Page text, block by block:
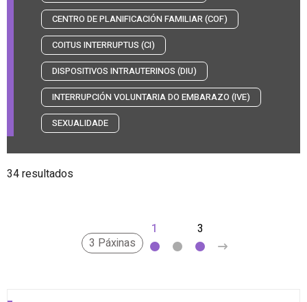
CENTRO DE PLANIFICACIÓN FAMILIAR (COF)
COITUS INTERRUPTUS (CI)
DISPOSITIVOS INTRAUTERINOS (DIU)
INTERRUPCIÓN VOLUNTARIA DO EMBARAZO (IVE)
SEXUALIDADE
34 resultados
3 Páxinas
1 3